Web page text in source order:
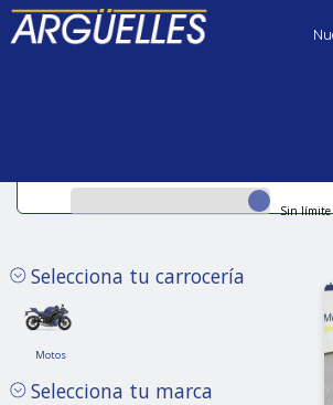
Sin límite
Selecciona tu carrocería
MotosMotos
Selecciona tu marca